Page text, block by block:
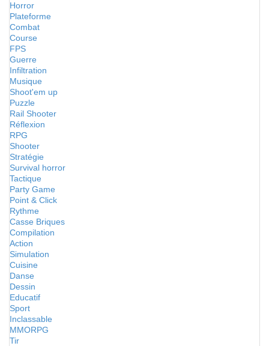
Horror
Plateforme
Combat
Course
FPS
Guerre
Infiltration
Musique
Shoot'em up
Puzzle
Rail Shooter
Réflexion
RPG
Shooter
Stratégie
Survival horror
Tactique
Party Game
Point & Click
Rythme
Casse Briques
Compilation
Action
Simulation
Cuisine
Danse
Dessin
Educatif
Sport
Inclassable
MMORPG
Tir